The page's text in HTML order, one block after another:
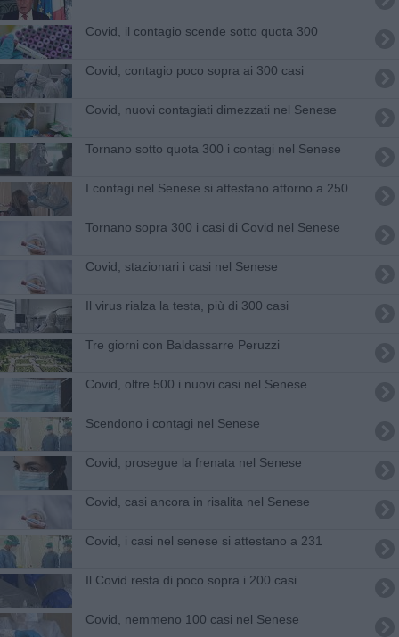
Covid, il contagio scende sotto quota 300
Covid, contagio poco sopra ai 300 casi
Covid, nuovi contagiati dimezzati nel Senese
Tornano sotto quota 300 i contagi nel Senese
I contagi nel Senese si attestano attorno a 250
Tornano sopra 300 i casi di Covid nel Senese
Covid, stazionari i casi nel Senese
Il virus rialza la testa, più di 300 casi
Tre giorni con Baldassarre Peruzzi
Covid, oltre 500 i nuovi casi nel Senese
Scendono i contagi nel Senese
Covid, prosegue la frenata nel Senese
Covid, casi ancora in risalita nel Senese
Covid, i casi nel senese si attestano a 231
Il Covid resta di poco sopra i 200 casi
Covid, nemmeno 100 casi nel Senese